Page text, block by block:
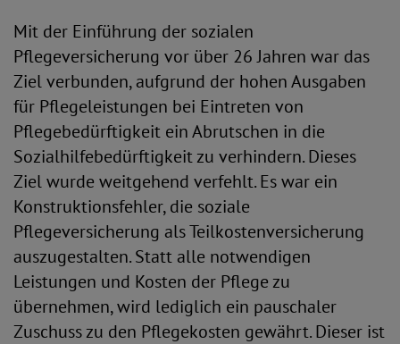
Mit der Einführung der sozialen
Pflegeversicherung vor über 26 Jahren war das
Ziel verbunden, aufgrund der hohen Ausgaben
für Pflegeleistungen bei Eintreten von
Pflegebedürftigkeit ein Abrutschen in die
Sozialhilfebedürftigkeit zu verhindern. Dieses
Ziel wurde weitgehend verfehlt. Es war ein
Konstruktionsfehler, die soziale
Pflegeversicherung als Teilkostenversicherung
auszugestalten. Statt alle notwendigen
Leistungen und Kosten der Pflege zu
übernehmen, wird lediglich ein pauschaler
Zuschuss zu den Pflegekosten gewährt. Dieser ist